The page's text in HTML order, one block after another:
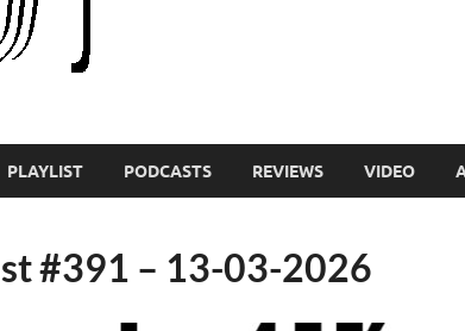
PLAYLIST PODCASTS REVIEWS VIDEO
#391 – 13-03-2026